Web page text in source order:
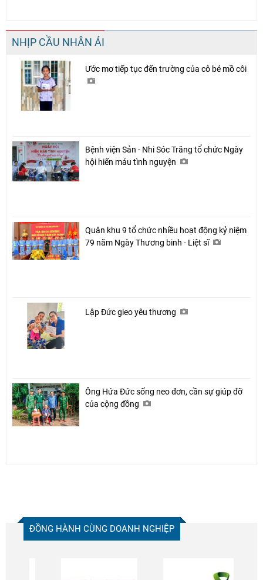
NHỊP CẦU NHÂN ÁI
Ước mơ tiếp tục đến trường của cô bé mồ côi
Bệnh viện Sản - Nhi Sóc Trăng tổ chức Ngày
hội hiến máu tình nguyện
Quân khu 9 tổ chức nhiều hoạt động kỷ niệm
79 năm Ngày Thương binh - Liệt sĩ
Lập Đức gieo yêu thương
Ông Hứa Đức sống neo đơn, cần sự giúp đỡ
của cộng đồng
ĐỒNG HÀNH CÙNG DOANH NGHIỆP